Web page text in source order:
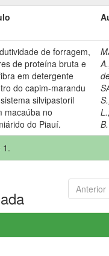
de forragem,
de proteína bruta e
em detergente
do capim-marandu
silvipastoril
macaúba no
do Piauí.
A.
S.
L.
1.
Anterior